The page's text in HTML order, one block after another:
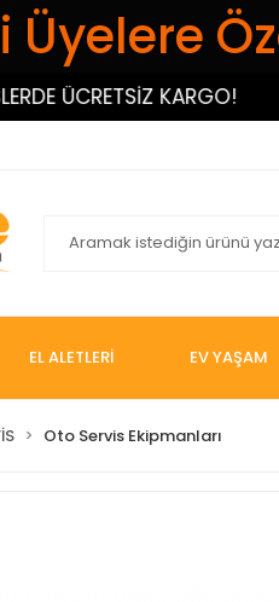
Üyelere
ÜCRETSİZ KARGO!
EL ALETLERİ EV YAŞAM
Oto Servis Ekipmanları